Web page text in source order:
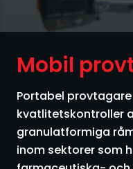
Mobil
Portabel
kvatlitetskontroller
granulatformiga
inom sektorer som